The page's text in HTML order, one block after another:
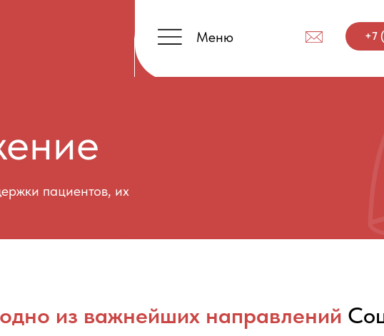
их
+7 (351) 777-36-68
Меню
из важнейших направлений